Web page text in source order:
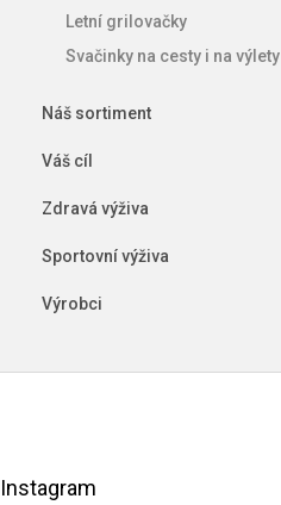
Letní grilovačky
Svačinky na cesty i na výlety
Náš sortiment
Váš cíl
Zdravá výživa
Sportovní výživa
Výrobci
Instagram